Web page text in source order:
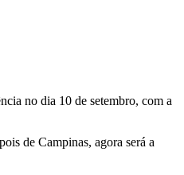
no dia 10 de setembro, com a
de Campinas, agora será a